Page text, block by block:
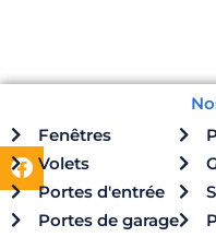
F
a
c
e
Fenêtres
Volets
Portes d'entrée
Portes de garage